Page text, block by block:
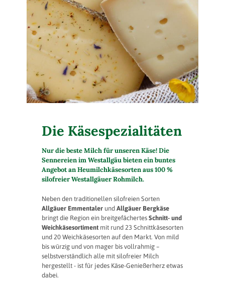
Die Käsespezialitäten
Nur die beste Milch für unseren Käse! Die
Sennereien im Westallgäu bieten ein buntes
Angebot an Heumilchkäsesorten aus 100 %
silofreier Westallgäuer Rohmilch.
Neben den traditionellen silofreien Sorten
Allgäuer Emmentaler und Allgäuer Bergkäse
bringt die Region ein breitgefächertes Schnitt- und
Weichkäsesortiment mit rund 23 Schnittkäsesorten
und 20 Weichkäsesorten auf den Markt. Von mild
bis würzig und von mager bis vollrahmig –
selbstverständlich alle mit silofreier Milch
hergestellt - ist für jedes Käse-Genießerherz etwas
dabei.